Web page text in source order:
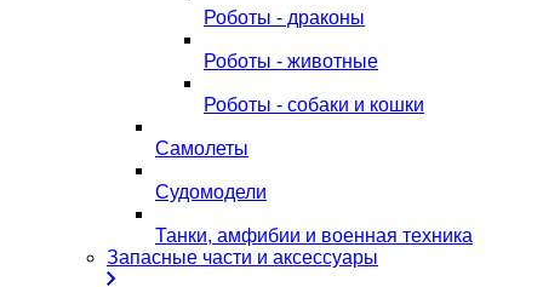
Роботы - драконы
Роботы - животные
Роботы - собаки и кошки
Самолеты
Судомодели
Танки, амфибии и военная техника
Запасные части и аксессуары